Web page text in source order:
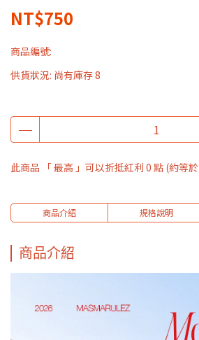
NT$750
商品編號:
供貨狀況: 尚有庫存 8
此商品 「 最高 」可以折抵紅利 0 點 (約等於
商品介紹 規格說明
商品介紹